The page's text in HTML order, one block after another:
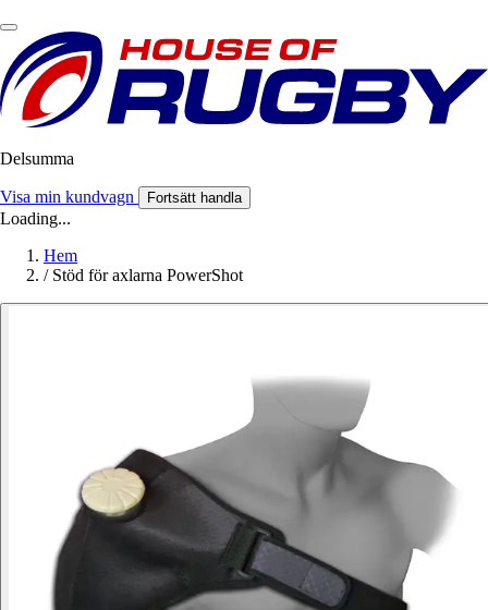
Delsumma
Visa min kundvagn Fortsätt handla
Loading...
Hem
/ Stöd för axlarna PowerShot